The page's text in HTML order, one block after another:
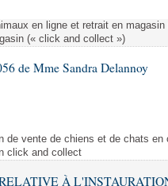
en ligne et retrait en
(« click and collect »)
de Mme Sandra Delannoy
de vente de chiens et de chats
click and collect
À